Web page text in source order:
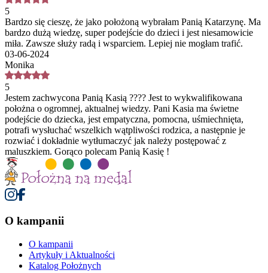
5
Bardzo się cieszę, że jako położoną wybrałam Panią Katarzynę. Ma
bardzo dużą wiedzę, super podejście do dzieci i jest niesamowicie
miła. Zawsze służy radą i wsparciem. Lepiej nie mogłam trafić.
03-06-2024
Monika
5
Jestem zachwycona Panią Kasią ???? Jest to wykwalifikowana
położna o ogromnej, aktualnej wiedzy. Pani Kasia ma świetne
podejście do dziecka, jest empatyczna, pomocna, uśmiechnięta,
potrafi wysłuchać wszelkich wątpliwości rodzica, a następnie je
rozwiać i dokładnie wytłumaczyć jak należy postępować z
maluszkiem. Gorąco polecam Panią Kasię !
O kampanii
O kampanii
Artykuły i Aktualności
Katalog Położnych